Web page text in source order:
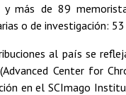
y más de 89
o de investigación:
al país se
Center for
en el SCImago